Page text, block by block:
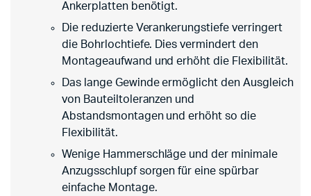
Ankerplatten benötigt.
Die reduzierte Verankerungstiefe verringert
die Bohrlochtiefe. Dies vermindert den
Montageaufwand und erhöht die Flexibilität.
Das lange Gewinde ermöglicht den Ausgleich
von Bauteiltoleranzen und
Abstandsmontagen und erhöht so die
Flexibilität.
Wenige Hammerschläge und der minimale
Anzugsschlupf sorgen für eine spürbar
einfache Montage.